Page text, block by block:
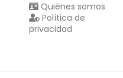
Quiénes somos
Política de
privacidad